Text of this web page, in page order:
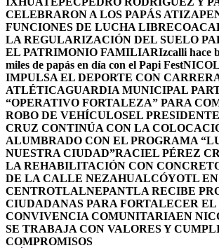
CELEBRARON A LOS PAPÁS
FUNCIONES DE LUCHA LIBRE
LA REGULARIZACIÓN DEL SUELO
EL PATRIMONIO FAMILIARIzcalli hace
miles de papás en día con el Papi Fest
IMPULSA EL DEPORTE CON
ATLÉTICAGUARDIA MUNICIPAL
“OPERATIVO FORTALEZA” PARA
ROBO DE VEHÍCULOSEL
CRUZ CONTINÚA CON LA
ALUMBRADO CON EL PROGRAMA
NUESTRA CIUDAD”RACIEL PÉREZ
LA REHABILITACIÓN CON
DE LA CALLE NEZAHUALCÓYOTL
CENTROTLALNEPANTLA RECIBE
CIUDADANAS PARA FORTALECER EL
CONVIVENCIA COMUNITARIAEN
SE TRABAJA CON VALORES Y
COMPROMISOS